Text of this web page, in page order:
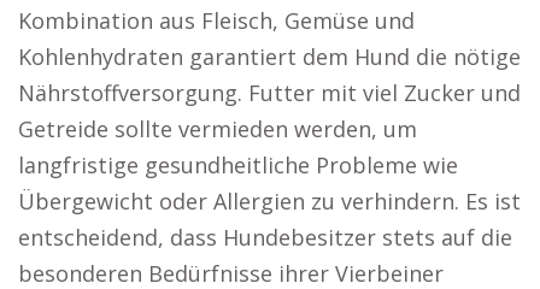
Kombination aus Fleisch, Gemüse und
Kohlenhydraten garantiert dem Hund die nötige
Nährstoffversorgung. Futter mit viel Zucker und
Getreide sollte vermieden werden, um
langfristige gesundheitliche Probleme wie
Übergewicht oder Allergien zu verhindern. Es ist
entscheidend, dass Hundebesitzer stets auf die
besonderen Bedürfnisse ihrer Vierbeiner